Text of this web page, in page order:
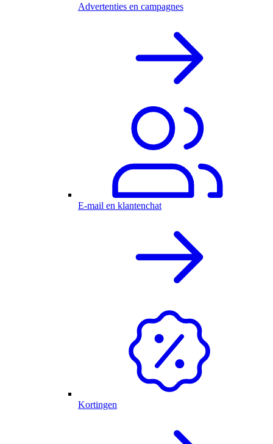
Advertenties en campagnes
E-mail en klantenchat
Kortingen